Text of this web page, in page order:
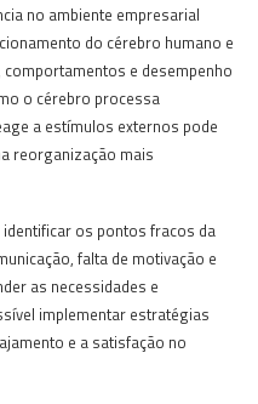
no ambiente empresarial
do cérebro humano e
e desempenho
o cérebro processa
a estímulos externos pode
reorganização mais
os pontos fracos da
falta de motivação e
as necessidades e
implementar estratégias
e a satisfação no